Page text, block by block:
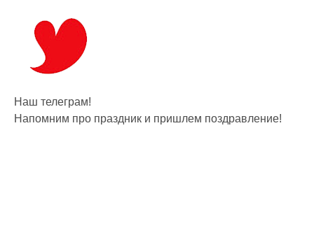
Наш телеграм!
Напомним про праздник и пришлем поздравление!